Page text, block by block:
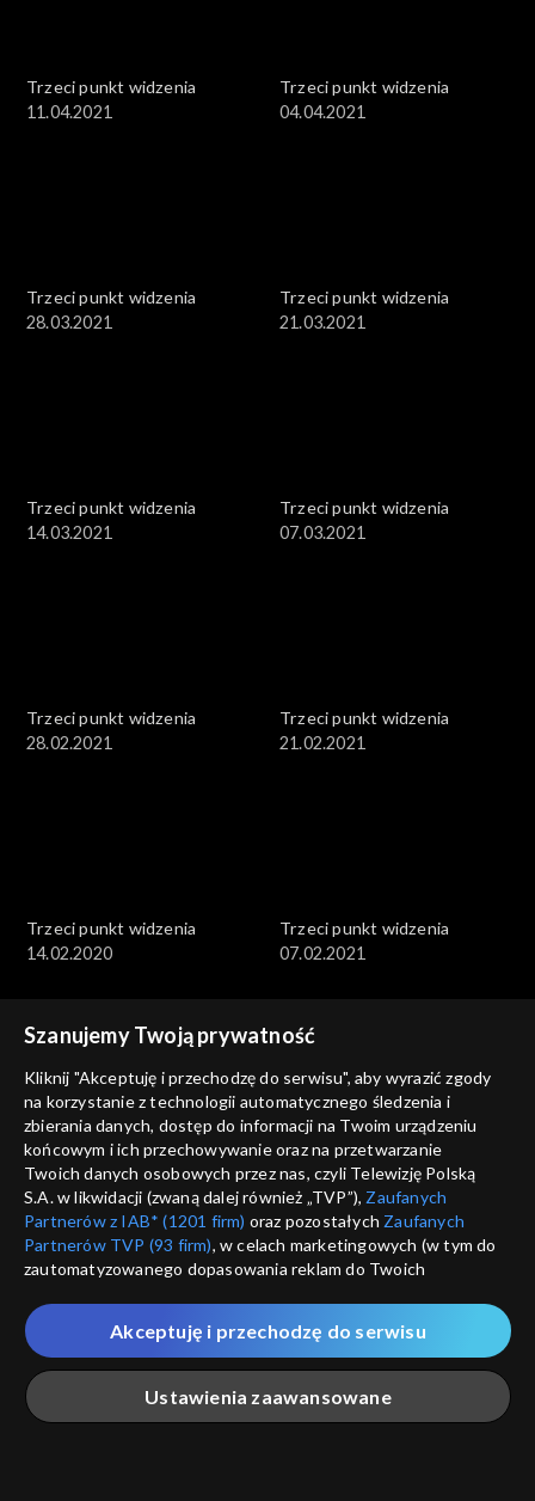
Trzeci punkt widzenia
11.04.2021
Trzeci punkt widzenia
04.04.2021
Trzeci punkt widzenia
28.03.2021
Trzeci punkt widzenia
21.03.2021
Trzeci punkt widzenia
14.03.2021
Trzeci punkt widzenia
07.03.2021
Trzeci punkt widzenia
28.02.2021
Trzeci punkt widzenia
21.02.2021
Trzeci punkt widzenia
14.02.2020
Trzeci punkt widzenia
07.02.2021
Trzeci punkt widzenia
31.01.2021
Trzeci punkt widzenia
24.01.2021
Trzeci punkt widzenia
17.01.2021
Trzeci punkt widzenia
10.01.2021
Szanujemy Twoją prywatność
Kliknij "Akceptuję i przechodzę do serwisu", aby wyrazić zgody
na korzystanie z technologii automatycznego śledzenia i
zbierania danych, dostęp do informacji na Twoim urządzeniu
końcowym i ich przechowywanie oraz na przetwarzanie
Twoich danych osobowych przez nas, czyli Telewizję Polską
S.A. w likwidacji (zwaną dalej również „TVP”), Zaufanych
Partnerów z IAB* (1201 firm) oraz pozostałych Zaufanych
Partnerów TVP (93 firm), w celach marketingowych (w tym do
zautomatyzowanego dopasowania reklam do Twoich
które wskazujemy poniżej, a także zgody na udostępnianie
przez nas identyfikatora PPID do Google.
Twoje dane osobowe zbierane podczas odwiedzania przez
Ciebie naszych
poszczególnych serwisówzwanych dalej
„Portalem”, w tym informacje zapisywane za pomocą
Ustawienia zaawansowane
Akceptuję i przechodzę do serwisu